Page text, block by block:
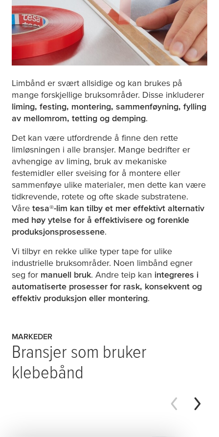
Limbånd er svært allsidige og kan brukes på
mange forskjellige bruksområder. Disse inkluderer
liming, festing, montering, sammenføyning, fylling
av mellomrom, tetting og demping.
Det kan være utfordrende å finne den rette
limløsningen i alle bransjer. Mange bedrifter er
avhengige av liming, bruk av mekaniske
festemidler eller sveising for å montere eller
sammenføye ulike materialer, men dette kan være
tidkrevende, rotete og ofte skade substratene.
Våre tesa®-lim kan tilby et mer effektivt alternativ
med høy ytelse for å effektivisere og forenkle
produksjonsprosessene.
Vi tilbyr en rekke ulike typer tape for ulike
industrielle bruksområder. Noen limbånd egner
seg for manuell bruk. Andre teip kan integreres i
automatiserte prosesser for rask, konsekvent og
effektiv produksjon eller montering.
MARKEDER
Bransjer som bruker
klebebånd